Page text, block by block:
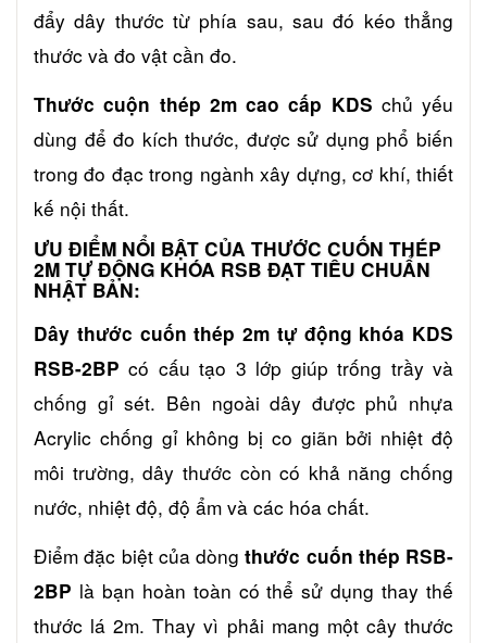
đẩy dây thước từ phía sau, sau đó kéo thẳng
thước và đo vật cần đo.
Thước cuộn thép 2m cao cấp KDS chủ yếu
dùng để đo kích thước, được sử dụng phổ biến
trong đo đạc trong ngành xây dựng, cơ khí, thiết
kế nội thất.
ƯU ĐIỂM NỔI BẬT CỦA THƯỚC CUỐN THÉP
2M TỰ ĐỘNG KHÓA RSB ĐẠT TIÊU CHUẨN
NHẬT BẢN:
Dây thước cuốn thép 2m tự động khóa KDS
RSB-2BP có cấu tạo 3 lớp giúp trống trầy và
chống gỉ sét. Bên ngoài dây được phủ nhựa
Acrylic chống gỉ không bị co giãn bởi nhiệt độ
môi trường, dây thước còn có khả năng chống
nước, nhiệt độ, độ ẩm và các hóa chất.
Điểm đặc biệt của dòngthước cuốn thép RSB-
2BP là bạn hoàn toàn có thể sử dụng thay thế
thước lá 2m. Thay vì phải mang một cây thước